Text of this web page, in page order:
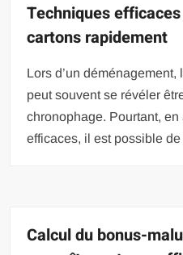
Techniques
cartons rapidement
Lors d’un
peut souvent se révéler
chronophage. Pourtant,
efficaces, il est possible
Calcul du bonus-